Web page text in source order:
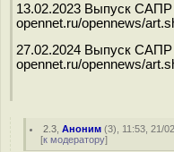
13.02.2023 Выпуск САПР
opennet.ru/opennews/
27.02.2024 Выпуск САПР
opennet.ru/opennews/
2.3 ,Аноним (3), 11:53, 21/
[к модератору]